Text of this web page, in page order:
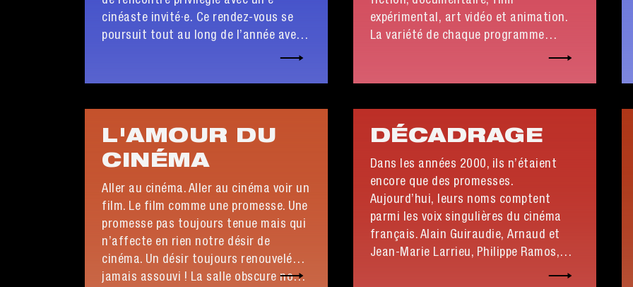
cinéaste invité·e. Ce rendez-vous se
poursuit tout au long de l’année avec
expérimental, art vidéo et animation.
La variété de chaque programme
L'AMOUR DU
CINÉMA
Aller au cinéma. Aller au cinéma voir un
film. Le film comme une promesse. Une
promesse pas toujours tenue mais qui
n’affecte en rien notre désir de
cinéma. Un désir toujours renouvelé…
jamais assouvi ! La salle obscure nous
DÉCADRAGE
Dans les années 2000, ils n’étaient
encore que des promesses.
Aujourd’hui, leurs noms comptent
parmi les voix singulières du cinéma
français. Alain Guiraudie, Arnaud et
Jean-Marie Larrieu, Philippe Ramos,
Yves Caumon, Alejandra Rojo : autant